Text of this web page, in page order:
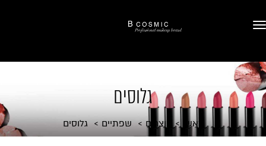
גלוסים
ראשי מוצרים שפתיים גלוסים